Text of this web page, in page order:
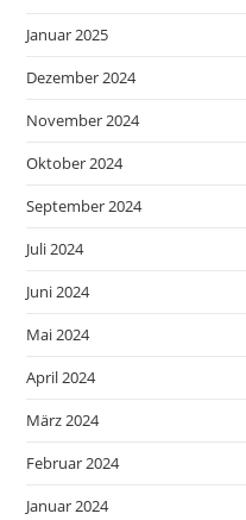
Januar 2025
Dezember 2024
November 2024
Oktober 2024
September 2024
Juli 2024
Juni 2024
Mai 2024
April 2024
März 2024
Februar 2024
Januar 2024